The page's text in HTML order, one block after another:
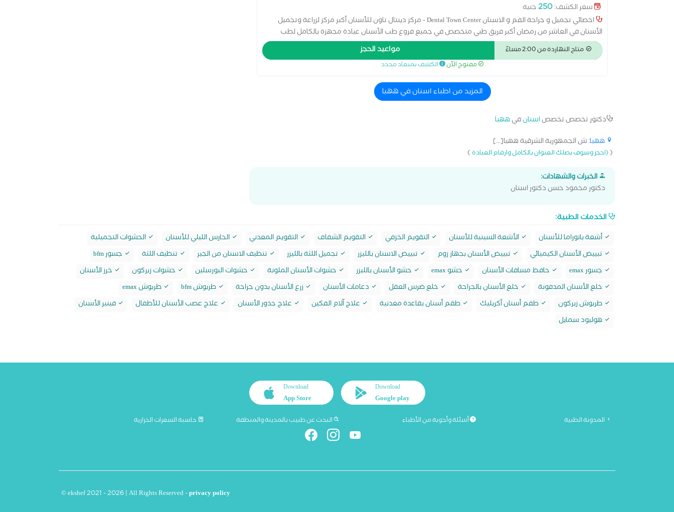
سعر الكشف:250جنيه
اخصائي تجميل و جراحة الفم و الاسنان Dental Town Center - مركز دينتال تاون للأسنان أكبر مركز لزراعة وتجميل
الأسنان في العاشر من رمضان أكبر فريق طبي متخصص في جميع فروع طب الأسنان عيادة مجهزة بالكامل لطب
أسنان الأطفال فريق طبي مساعد مدرب على أعلى مستوى دقة - خبرة - التزام العاشر من رمضان - الأردنية - سما مول
أمام البنك العربي الأفريقي.
متاح النهاردة من 2:00 مساءً مواعيد الحجز
مفتوح الآن الكشف بميعاد محدد
المزيد من اطباء اسنان في ههيا
دكتور تخصص تخصصاسنانفيههيا
ههيا: ش الجمهورية الشرقية ههيا[...]
((احجز وسوف يصلك العنوان بالكامل وارقام العيادة)
الخبرات والشهادات:
دكتور محمود حسن دكتور اسنان
الخدمات الطبية:
أشعة بانوراما للأسنان الأشعة السينية للأسنان التقويم الخزفي التقويم الشفاف التقويم المعدني الحارس الليلي للأسنان
الحشوات التجميلية
تبييض الأسنان الكيميائي
تبييض الأسنان بجهاز زوم تبييض الاسنان بالليزر تجميل اللثة بالليزر تنظيف الاسنان من الجير تنظيف اللثة
جسور bfm
جسور emax
حافظ مسافات الأسنان حشو emax حشو الأسنان بالليزر حشوات الأسنان الملونة حشوات البورسلين حشوات زيركون
خرز الأسنان
خلع الأسنان المدفونة
خلع الأسنان بالجراحة خلع ضرس العقل دعامات الأسنان زرع الأسنان بدون جراحة طربوش bfm
طربوش emax
طربوش زيركون
طقم أسنان أكريليك طقم أسنان بقاعدة معدنية علاج آلام الفكين علاج جذور الأسنان علاج عصب الأسنان للأطفال
فينير الأسنان
هوليود سمايل
Download
Google play
Download
App Store
المدونة الطبية أسئلة وأجوبة من الأطباء البحث عن طبيب بالمدينة والمنطقة حاسبة السعرات الحرارية
© ekshef 2021 - 2026 | All Rights Reserved -privacy policy